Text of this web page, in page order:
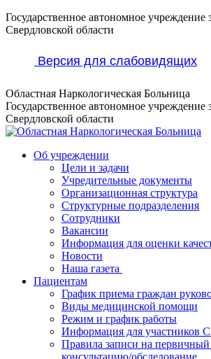
Перейти
к
Государственное автономное учреждение
Свердловской области
Версия для слабовидящих
Областная Наркологическая Больница
Государственное автономное учреждение
Свердловской области
Об учреждении
Цели и задачи
Учредительные документы
Организационная структура
Структурные подразделения
Сотрудники
Вакансии
Информация для оценки
Новости
​​Наша газета
Пациентам
График приема граждан
Виды медицинской помощи
Режим и график работы
Информация для участников
Правила записи на
консультацию/обследование